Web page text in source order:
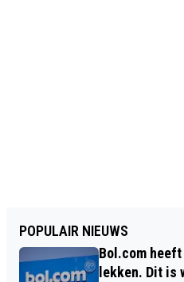
POPULAIR NIEUWS
Bol.com
lekken. Dit is